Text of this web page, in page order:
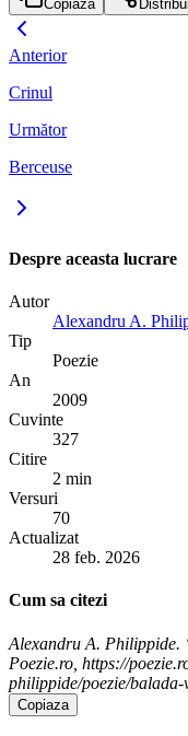
Copiază
Anterior
Crinul
Următor
Berceuse
Despre aceasta lucrare
Autor
Alexandru A.
Tip
Poezie
An
2009
Cuvinte
327
Citire
2 min
Versuri
70
Actualizat
28 feb. 2026
Cum sa citezi
Alexandru A. Philippide.
Poezie.ro, https://
philippide/poezie/
Copiaza